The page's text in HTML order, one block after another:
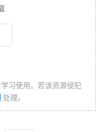
习使用。若该资源侵犯
处理。